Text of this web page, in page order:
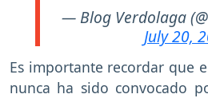
— Blog Verdolaga
July 20,
Es importante recordar que
nunca ha sido convocado